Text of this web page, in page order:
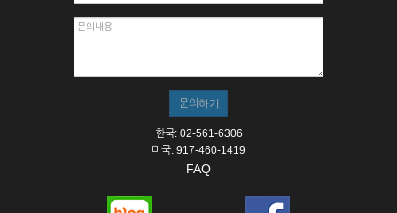
한국: 02-561-6306
미국: 917-460-1419
FAQ